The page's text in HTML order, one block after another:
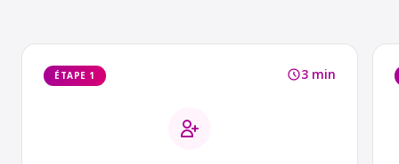
ÉTAPE 1 3 min